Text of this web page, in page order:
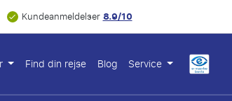
Kundeanmeldelser8.9/10
Find din rejse Blog Service